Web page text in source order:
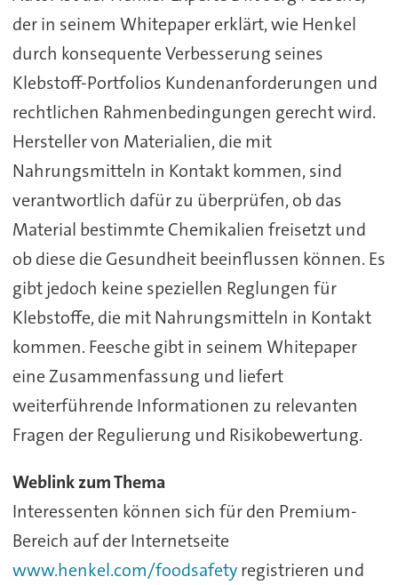
der in seinem Whitepaper erklärt, wie Henkel
durch konsequente Verbesserung seines
Klebstoff-Portfolios Kundenanforderungen und
rechtlichen Rahmenbedingungen gerecht wird.
Hersteller von Materialien, die mit
Nahrungsmitteln in Kontakt kommen, sind
verantwortlich dafür zu überprüfen, ob das
Material bestimmte Chemikalien freisetzt und
ob diese die Gesundheit beeinflussen können. Es
gibt jedoch keine speziellen Reglungen für
Klebstoffe, die mit Nahrungsmitteln in Kontakt
kommen. Feesche gibt in seinem Whitepaper
eine Zusammenfassung und liefert
weiterführende Informationen zu relevanten
Fragen der Regulierung und Risikobewertung.
Weblink zum Thema
Interessenten können sich für den Premium-
Bereich auf der Internetseite
www.henkel.com/foodsafetyregistrieren und